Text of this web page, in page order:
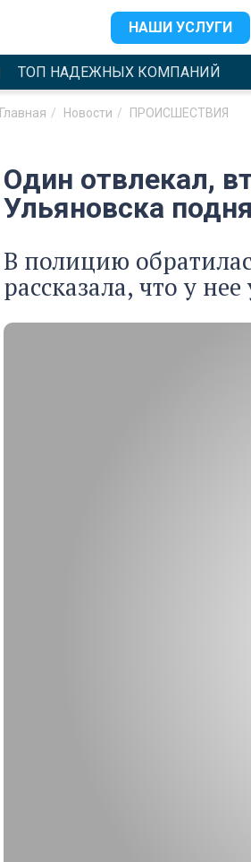
НАШИ УСЛУГИ
ТОП НАДЕЖНЫХ КОМПАНИЙ
Главная Новости ПРОИСШЕСТВИЯ
Один отвлекал,
Ульяновска
В полицию
рассказала, что у